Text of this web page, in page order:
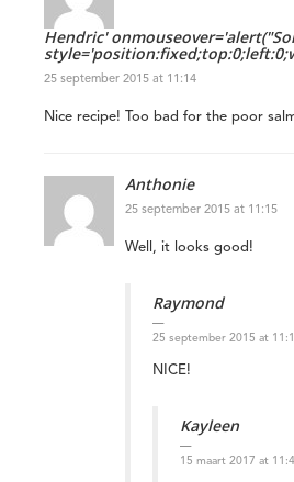
Hendric'
25 september 2015 at 11:14
Nice recipe! Too bad for the poor
Anthonie
25 september 2015 at 11:15
Well, it looks good!
Raymond
25 september 2015 at
NICE!
Kayleen
15 maart 2017 at